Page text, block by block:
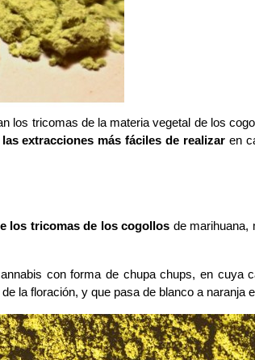
tricomas de la materia vegetal de los
extracciones más fáciles de realizar
los tricomas de los cogollos de marihuana,
con forma de chupa chups, en cuya
la floración, y que pasa de blanco a naranja